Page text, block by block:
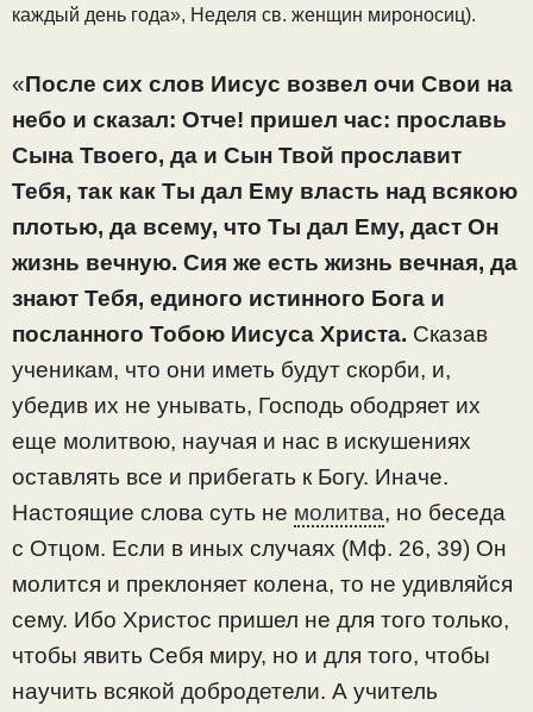
каждый день года», Неделя св. женщин мироносиц).
«После сих слов Иисус возвел очи Свои на
небо и сказал: Отче! пришел час: прославь
Сына Твоего, да и Сын Твой прославит
Тебя, так как Ты дал Ему власть над всякою
плотью, да всему, что Ты дал Ему, даст Он
жизнь вечную. Сия же есть жизнь вечная, да
знают Тебя, единого истинного Бога и
посланного Тобою Иисуса Христа. Сказав
ученикам, что они иметь будут скорби, и,
убедив их не унывать, Господь ободряет их
еще молитвою, научая и нас в искушениях
оставлять все и прибегать к Богу. Иначе.
Настоящие слова суть не молитва, но беседа
с Отцом. Если в иных случаях (Мф. 26, 39) Он
молится и преклоняет колена, то не удивляйся
сему. Ибо Христос пришел не для того только,
чтобы явить Себя миру, но и для того, чтобы
научить всякой добродетели. А учитель